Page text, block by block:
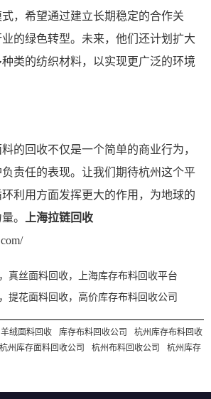
，希望通过建立长期稳定的合作关
的绿色转型。未来，他们还计划扩大
类的纺织材料，以实现更广泛的环境
的回收不仅是一个简单的商业行为，
责任的表现。让我们期待杭州这个平
利用方面发挥更大的作用，为地球的
。
上海拉链回收
真丝面料回收，上海库存布料回收平台
提花面料回收，高价库存布料回收公司
羊绒面料回收 库存布料回收公司
杭州库存布料回收
杭州库存面料回收公司 杭州布料回收公司
杭州库存